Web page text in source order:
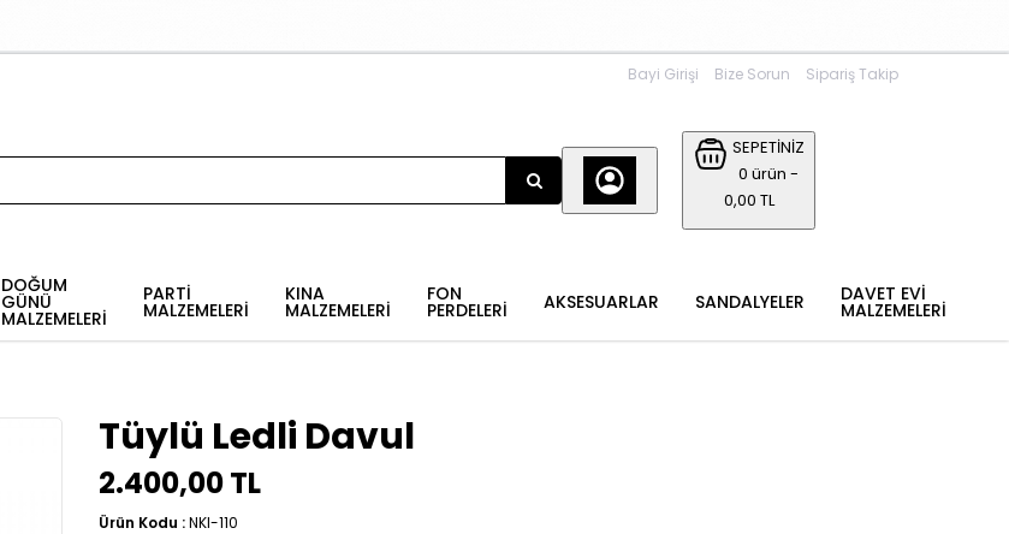
Bayi Girişi Bize Sorun Sipariş Takip
SEPETİNİZ
0 ürün -
0,00 TL
DOĞUM
GÜNÜ
MALZEMELERİ
PARTİ
MALZEMELERİ
KINA
MALZEMELERİ
FON
PERDELERİ AKSESUARLAR SANDALYELER DAVET EVİ
MALZEMELERİ
Tüylü Ledli Davul
2.400,00 TL
Ürün Kodu :NKI-110